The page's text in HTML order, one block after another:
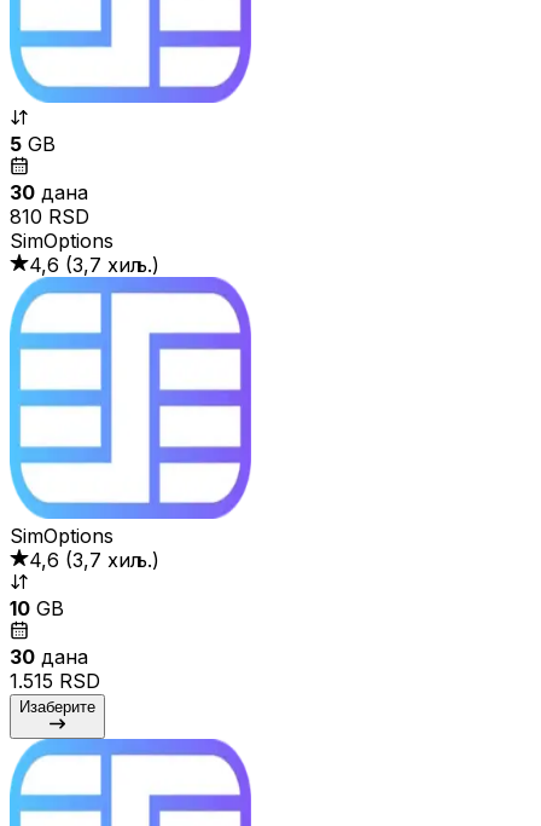
5 GB
30 дана
810 RSD
SimOptions
4,6 (3,7 хиљ.)
SimOptions
4,6 (3,7 хиљ.)
10 GB
30 дана
1.515 RSD
Изаберите